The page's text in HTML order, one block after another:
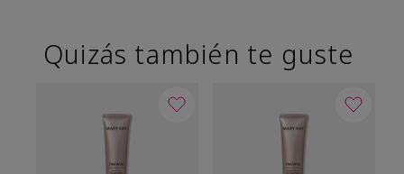
Quizás también te guste